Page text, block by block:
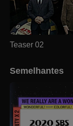
Teaser 02
Semelhantes